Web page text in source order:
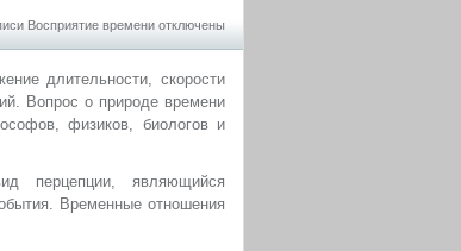
Восприятие времени отключены
длительности, скорости
Вопрос о природе времени
физиков, биологов и
перцепции, являющийся
Временные отношения